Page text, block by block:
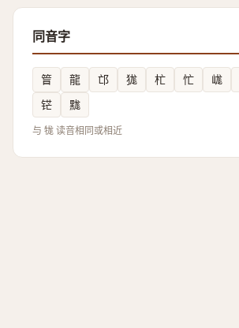
同音字
䈍 龍 邙 狵 杧 忙 㟌
铓
䵨
与 牻 读音相同或相近